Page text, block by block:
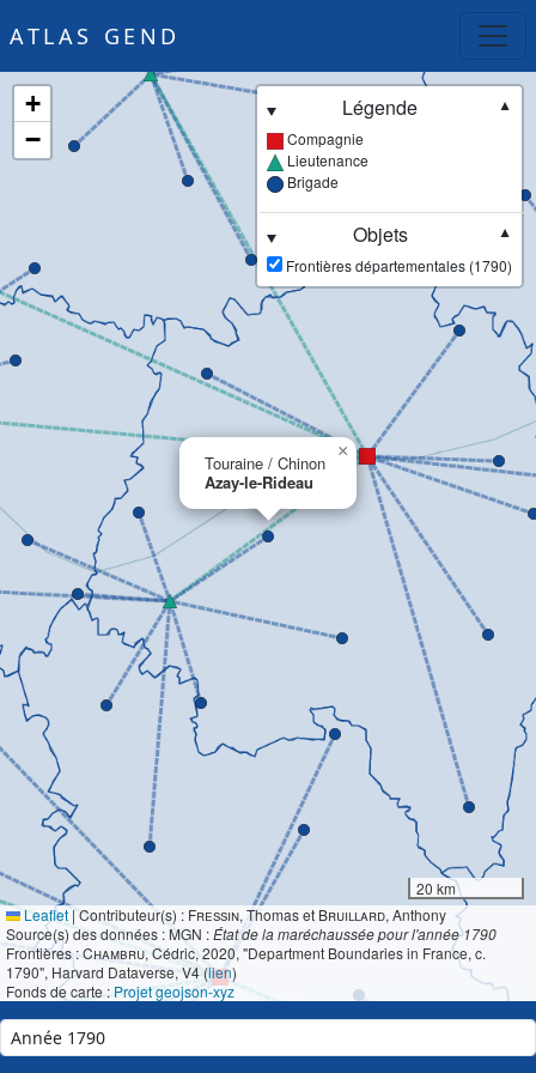
ATLAS GEND
Touraine / Chinon
Azay-le-Rideau
×
+
−
Légende
▼
Compagnie
Lieutenance
Brigade
Objets
▼
Frontières départementales (1790)
20 km
Leaflet | Contributeur(s) : Fressin, Thomas et Bruillard, Anthony
Source(s) des données : MGN :État de la maréchaussée pour l'année 1790
Frontières :Chambru, Cédric, 2020, "Department Boundaries in France, c.
1790", Harvard Dataverse, V4 (lien)
Fonds de carte : Projet geojson-xyz